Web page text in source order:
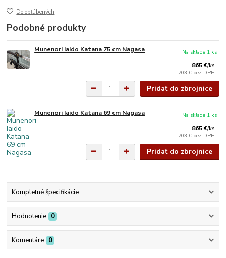
Do obľúbených
Podobné produkty
Munenori Iaido Katana 75 cm Nagasa
865 €/ks
703 € bez DPH
Na sklade 1 ks
Pridať do zbrojnice
Munenori Iaido Katana 69 cm Nagasa
865 €/ks
703 € bez DPH
Na sklade 1 ks
Pridať do zbrojnice
Kompletné špecifikácie
Hodnotenie 0
Komentáre 0